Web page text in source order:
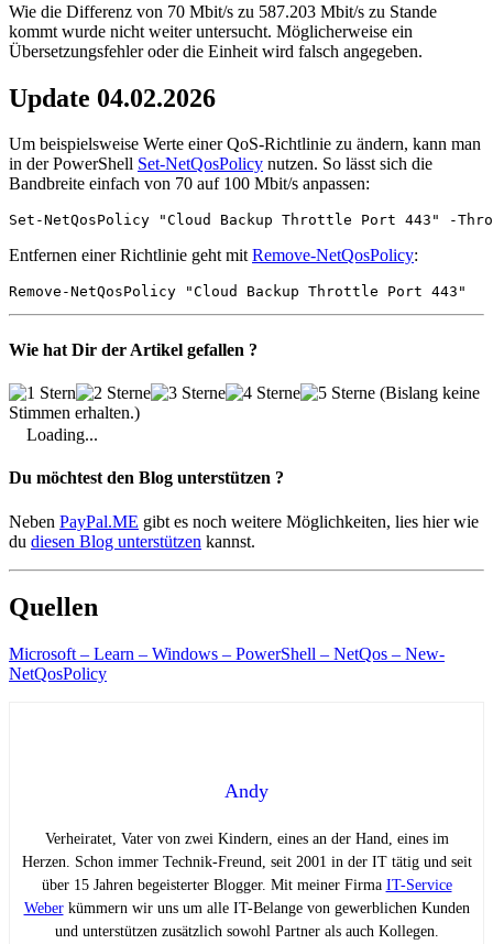
Wie die Differenz von 70 Mbit/s zu 587.203 Mbit/s zu Stande
kommt wurde nicht weiter untersucht. Möglicherweise ein
Übersetzungsfehler oder die Einheit wird falsch angegeben.
Update 04.02.2026
Um beispielsweise Werte einer QoS-Richtlinie zu ändern, kann man
in der PowerShell Set-NetQosPolicy nutzen. So lässt sich die
Bandbreite einfach von 70 auf 100 Mbit/s anpassen:
Set-NetQosPolicy "Cloud Backup Throttle Port 443" -
Entfernen einer Richtlinie geht mitRemove-NetQosPolicy:
Remove-NetQosPolicy "Cloud Backup Throttle Port 443"
Wie hat Dir der Artikel gefallen ?
(Bislang keine
Stimmen erhalten.)
Loading...
Du möchtest den Blog unterstützen ?
Neben PayPal.ME gibt es noch weitere Möglichkeiten, lies hier wie
du diesen Blog unterstützen kannst.
Quellen
Microsoft – Learn – Windows – PowerShell – NetQos – New-
NetQosPolicy
Andy
Verheiratet, Vater von zwei Kindern, eines an der Hand, eines im
Herzen. Schon immer Technik-Freund, seit 2001 in der IT tätig und seit
über 15 Jahren begeisterter Blogger. Mit meiner Firma IT-Service
Weberkümmern wir uns um alle IT-Belange von gewerblichen Kunden
und unterstützen zusätzlich sowohl Partner als auch Kollegen.